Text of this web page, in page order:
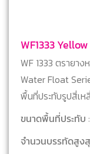
WF1333
WF 1333 ตรายา
Water Float
พื้นที่ประทับรูปสี่เห
ขนาดพื้นที่ประทับ
จำนวนบรรทัดสูง